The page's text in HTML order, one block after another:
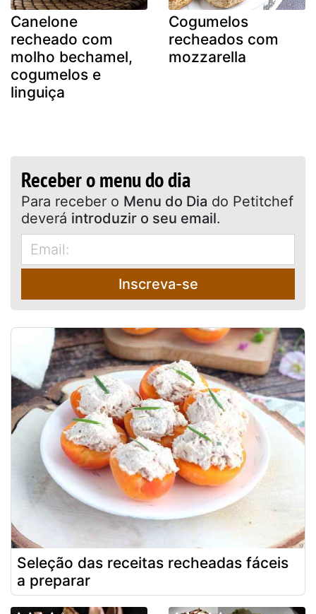
Canelone
recheado com
molho bechamel,
cogumelos e
linguiça
Cogumelos
recheados com
mozzarella
Receber o menu do dia
Para receber o Menu do Dia do Petitchef
deverá introduzir o seu email.
Inscreva-se
Seleção das receitas recheadas fáceis
a preparar